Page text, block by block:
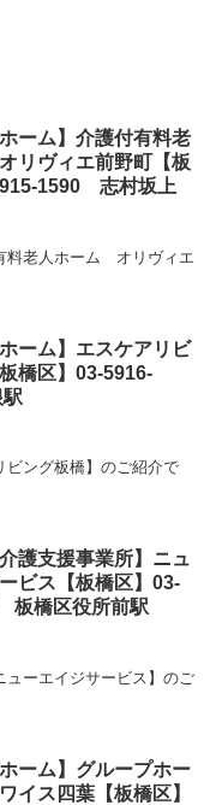
ホーム】介護付有料老
リヴィエ前野町【板
1590 志村坂上
料老人ホーム オリヴィエ
ホーム】エスケアリビ
橋区】03-5916-
ビング板橋】のご紹介で
介護支援事業所】ニュ
ビス【板橋区】03-
板橋区役所前駅
ューエイジサービス】のご
ホーム】グループホー
イス四葉【板橋区】